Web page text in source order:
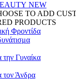
NEW
TO ADD
PRODUCTS
Φροντίδα
την Γυναίκα
τον Άνδρα